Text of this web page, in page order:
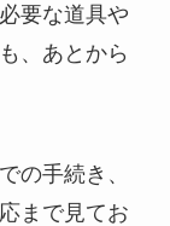
要な道具や
、あとから
の手続き、
まで見てお